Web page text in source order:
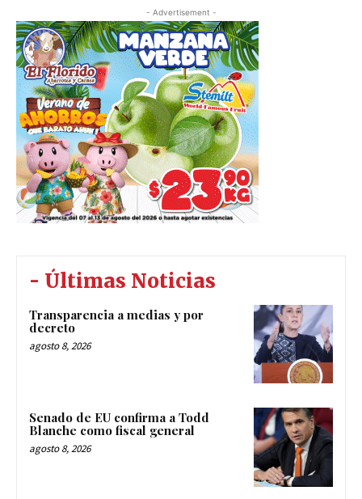
- Advertisement -
- Últimas Noticias
Transparencia a medias y por
decreto
agosto 8, 2026
Senado de EU confirma a Todd
Blanche como fiscal general
agosto 8, 2026